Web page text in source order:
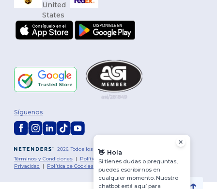
2026. Todos los derechos reservados
Términos y Condiciones | Política de personalización
Política de
Privacidad | Política de Cookies
Síguenos
👋 Hola
Si tienes dudas o preguntas,
puedes escribirnos en
cualquier momento. Nuestro
chatbot está aquí para